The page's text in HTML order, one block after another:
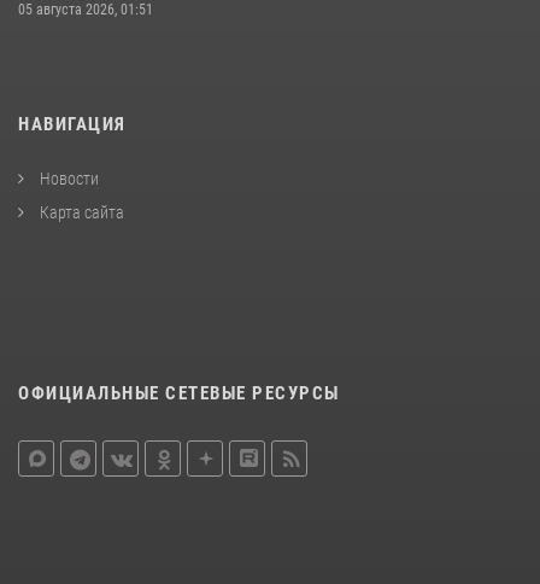
05 августа 2026, 01:51
НАВИГАЦИЯ
Новости
Карта сайта
ОФИЦИАЛЬНЫЕ СЕТЕВЫЕ РЕСУРСЫ